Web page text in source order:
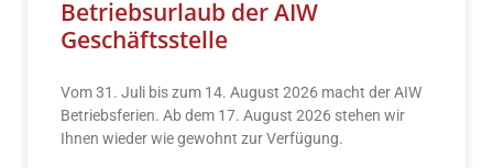
Betriebsurlaub der AIW
Geschäftsstelle
Vom 31. Juli bis zum 14. August 2026 macht der AIW
Betriebsferien. Ab dem 17. August 2026 stehen wir
Ihnen wieder wie gewohnt zur Verfügung.